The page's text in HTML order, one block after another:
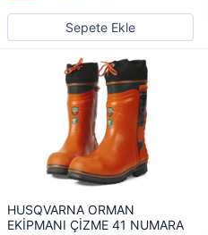
Sepete Ekle
HUSQVARNA ORMAN
EKİPMANI ÇİZME 41 NUMARA